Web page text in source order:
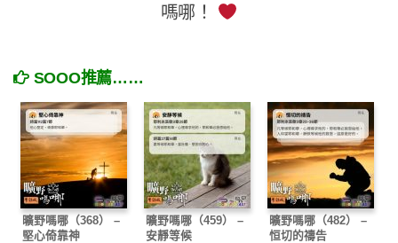
嗎哪！
SOOO推薦……
曠野嗎哪（368） –
堅心倚靠神
曠野嗎哪（459） –
安靜等候
曠野嗎哪（482） –
恒切的禱告